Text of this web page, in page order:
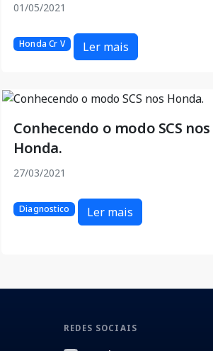
01/05/2021
Honda Cr V Ler mais
Conhecendo o modo SCS nos
Honda.
27/03/2021
Diagnostico Ler mais
REDES SOCIAIS